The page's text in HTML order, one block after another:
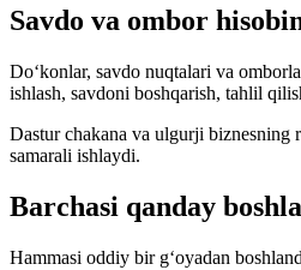
Savdo va ombor
Do‘konlar, savdo nuqtalari va
ishlash, savdoni boshqarish, tahlil
Dastur chakana va ulgurji
samarali ishlaydi.
Barchasi qanday
Hammasi oddiy bir g‘oyadan